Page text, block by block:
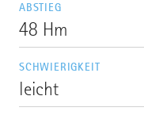
ABSTIEG
48 Hm
SCHWIERIGKEIT
leicht